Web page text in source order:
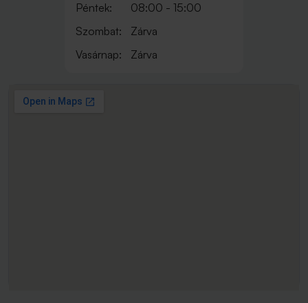
Péntek:
08:00 - 15:00
Szombat:
Zárva
Vasárnap:
Zárva